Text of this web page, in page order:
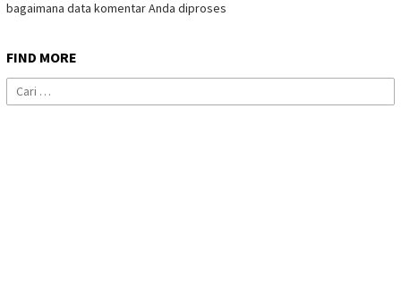
bagaimana data komentar Anda diproses
FIND MORE
Cari
untuk: